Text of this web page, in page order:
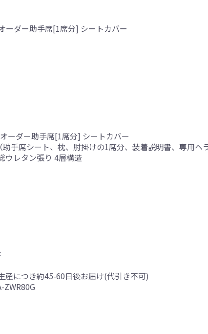
ーダー助手席[1席分] シートカバー
ーダー助手席[1席分] シートカバー
手席シート、枕、肘掛けの1席分、装着説明書、専用ヘ
ウレタン張り 4層構造
につき約45-60日後お届け(代引き不可)
ZWR80G